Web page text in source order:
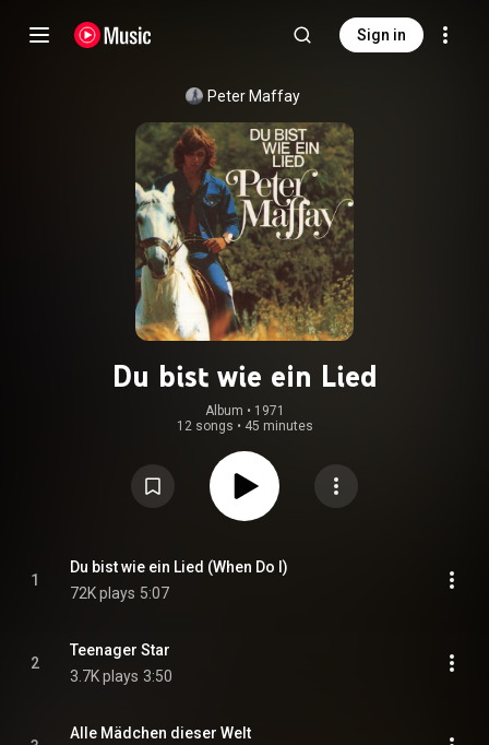
Sign in
Peter Maffay
Du bist wie ein Lied
Album • 1971
12 songs • 45 minutes
1
Du bist wie ein Lied (When Do I)
72K plays 5:07
2
Teenager Star
3.7K plays 3:50
Alle Mädchen dieser Welt